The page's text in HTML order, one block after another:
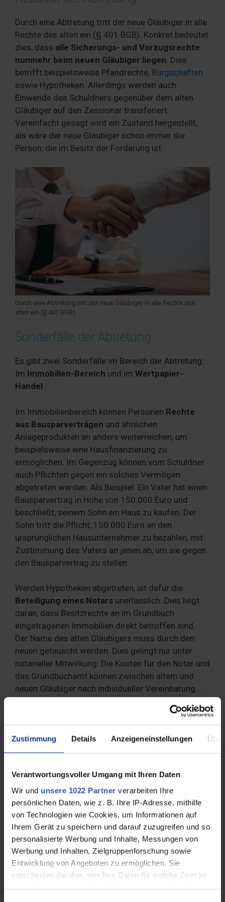
Zustimmung Details Anzeigeneinstellungen
Verantwortungsvoller Umgang mit Ihren Daten
Wir und unsere 1022 Partner verarbeiten Ihre
persönlichen Daten, wie z. B. Ihre IP-Adresse, mithilfe
von Technologien wie Cookies, um Informationen auf
Ihrem Gerät zu speichern und darauf zuzugreifen und so
personalisierte Werbung und Inhalte, Messungen von
Werbung und Inhalten, Zielgruppenforschung sowie
Entwicklung von Angeboten zu ermöglichen. Sie
entscheiden darüber, wer Ihre Daten für welche Zwecke
nutzt. Sie können Ihre Einwilligung jederzeit über die
Durch eine Abtretung tritt der neue Gläubiger in alle
Rechte des alten ein (§ 401 BGB). Konkret bedeutet
dies, dass alle Sicherungs- und Vorzugsrechte
nunmehr beim neuen Gläubiger liegen . Dies
betrifft beispielsweise Pfandrechte, Bürgschaften
sowie Hypotheken. Allerdings werden auch
Einwende des Schuldners gegenüber dem alten
Gläubiger auf den Zessionar transferiert.
Vereinfacht gesagt wird ein Zustand hergestellt,
als wäre der neue Gläubiger schon immer die
Person, die im Besitz der Forderung ist.
Durch eine Abtretung tritt der neue Gläubiger in alle Rechte des
alten ein (§ 401 BGB)
Sonderfälle der Abtretung
Es gibt zwei Sonderfälle im Bereich der Abtretung:
Im Immobilien-Bereich und im Wertpapier-
Handel.
Im Immobilienbereich können Personen Rechte
aus Bausparverträgen und ähnlichen
Anlageprodukten an andere weiterreichen, um
beispielsweise eine Hausfinanzierung zu
ermöglichen. Im Gegenzug können vom Schuldner
auch Pflichten gegen ein solches Vermögen
abgetreten werden. Als Beispiel: Ein Vater hat einen
Bausparvertrag in Höhe von 150.000 Euro und
beschließt, seinem Sohn ein Haus zu kaufen. Der
Sohn tritt die Pflicht, 150.000 Euro an den
ursprünglichen Hausunternehmer zu bezahlen, mit
Zustimmung des Vaters an jenen ab, um sie gegen
den Bausparvertrag zu stellen.
Werden Hypotheken abgetreten, ist dafür die
Beteiligung eines Notars unerlässlich. Dies liegt
daran, dass Besitzrechte an im Grundbuch
eingetragenen Immobilien direkt betroffen sind.
Der Name des alten Gläubigers muss durch den
neuen getauscht werden. Dies gelingt nur unter
notarieller Mitwirkung. Die Kosten für den Notar und
das Grundbuchamt können zwischen altem und
neuen Gläubiger nach individueller Vereinbarung
Abtretungen im Wertpapier-Bereichsind nicht
verboten, aber unüblich. Ist die Forderung im
jeweiligen Papier verbrieft, ist auch eine Übergabe
sonstigen Zessionen genügt es, den Gegenstand
der Abtretung exakt im Vertrag zu beschreiben.
Vielerorts wird die Insolvenz als zusätzlicher
Sonderfall benannt. Dies liegt daran, dass die
Forderung möglicherweise nicht mehr vollständig
erfüllt wird. Faktisch handelt es sich um keinen
Sonderfall, weil Bestimmungen des
Insolvenzrechts gleichermaßen für den alten und
den neuen Gläubiger greifen.